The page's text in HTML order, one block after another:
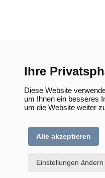
Ihre
Diese Website
um Ihnen ein besseres
um die Website weiter
Alle akzeptieren
Einstellungen ändern